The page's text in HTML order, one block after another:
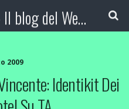
Booking Blog™ - Il blog del Web Marketing Turistico
2009
Identikit Dei